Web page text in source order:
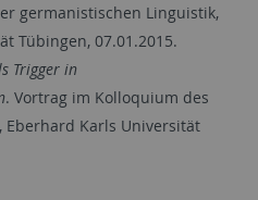
germanistischen Linguistik,
Tübingen, 07.01.2015.
Trigger in
. Vortrag im Kolloquium des
Eberhard Karls Universität